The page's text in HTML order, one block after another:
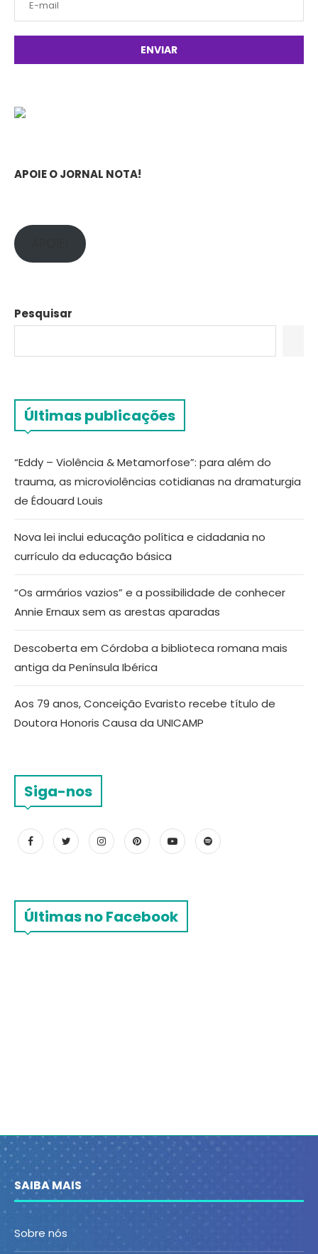
APOIE O JORNAL NOTA!
Pesquisar
Últimas publicações
“Eddy – Violência & Metamorfose”: para além do
trauma, as microviolências cotidianas na dramaturgia
de Édouard Louis
Nova lei inclui educação política e cidadania no
currículo da educação básica
“Os armários vazios” e a possibilidade de conhecer
Annie Ernaux sem as arestas aparadas
Descoberta em Córdoba a biblioteca romana mais
antiga da Península Ibérica
Aos 79 anos, Conceição Evaristo recebe título de
Doutora Honoris Causa da UNICAMP
Siga-nos
Últimas no Facebook
SAIBA MAIS
Sobre nós